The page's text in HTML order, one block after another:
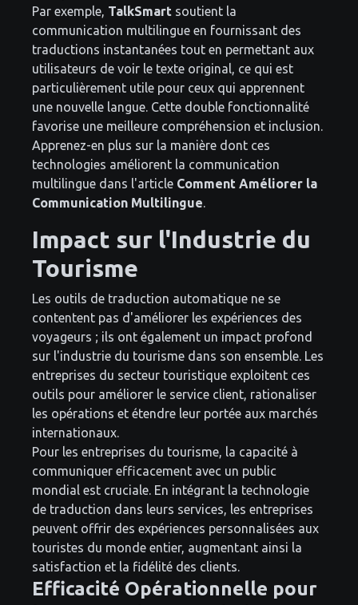
Par exemple, TalkSmart soutient la
communication multilingue en fournissant des
traductions instantanées tout en permettant aux
utilisateurs de voir le texte original, ce qui est
particulièrement utile pour ceux qui apprennent
une nouvelle langue. Cette double fonctionnalité
favorise une meilleure compréhension et inclusion.
Apprenez-en plus sur la manière dont ces
technologies améliorent la communication
multilingue dans l'article Comment Améliorer la
Communication Multilingue
Impact sur l'Industrie du
Tourisme
Les outils de traduction automatique ne se
contentent pas d'améliorer les expériences des
voyageurs ; ils ont également un impact profond
sur l'industrie du tourisme dans son ensemble. Les
entreprises du secteur touristique exploitent ces
outils pour améliorer le service client, rationaliser
les opérations et étendre leur portée aux marchés
internationaux.
Pour les entreprises du tourisme, la capacité à
communiquer efficacement avec un public
mondial est cruciale. En intégrant la technologie
de traduction dans leurs services, les entreprises
peuvent offrir des expériences personnalisées aux
touristes du monde entier, augmentant ainsi la
satisfaction et la fidélité des clients.
Efficacité Opérationnelle pour